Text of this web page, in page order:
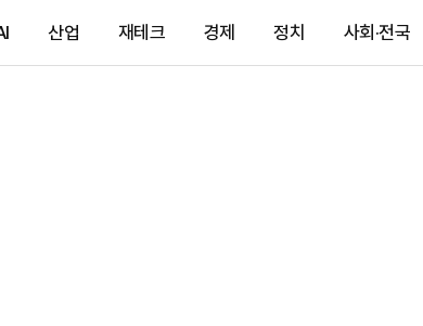
산업 재테크 경제 정치 사회·전국